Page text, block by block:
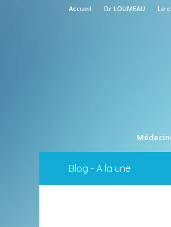
Accueil Dr LOUMEAU Le
Blog - A la une